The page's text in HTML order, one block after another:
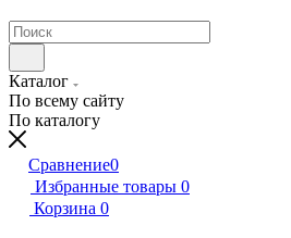
Каталог
По всему сайту
По каталогу
Сравнение0
Избранные товары 0
Корзина 0